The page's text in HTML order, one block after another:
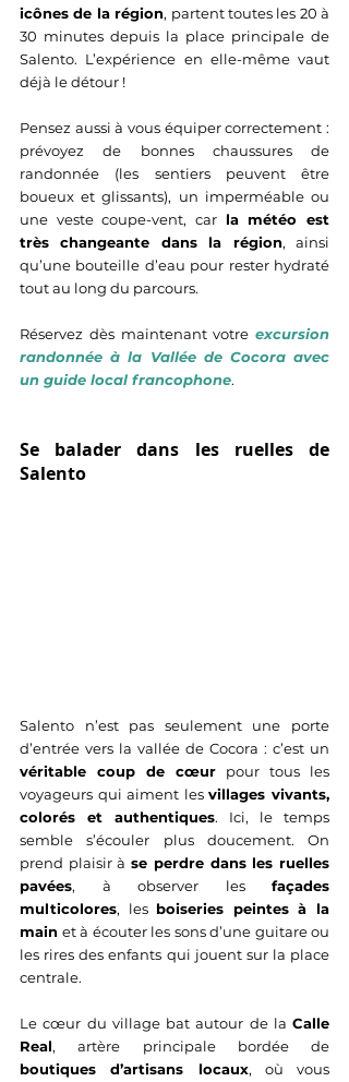
icônes de la région, partent toutes les 20 à
30 minutes depuis la place principale de
Salento. L’expérience en elle-même vaut
déjà le détour !
Pensez aussi à vous équiper correctement :
prévoyez de bonnes chaussures de
randonnée (les sentiers peuvent être
boueux et glissants), un imperméable ou
une veste coupe-vent, car la météo est
très changeante dans la région, ainsi
qu’une bouteille d’eau pour rester hydraté
tout au long du parcours.
Réservez dès maintenant votre excursion
randonnée à la Vallée de Cocora avec
un guide local francophone.
Se balader dans les ruelles de
Salento
Salento n’est pas seulement une porte
véritable coup de cœur pour tous les
voyageurs qui aiment les villages vivants,
colorés et authentiques. Ici, le temps
semble s’écouler plus doucement. On
prend plaisir à se perdre dans les ruelles
pavées, à observer les façades
multicolores, les boiseries peintes à la
main et à écouter les sons d’une guitare ou
les rires des enfants qui jouent sur la place
centrale.
Le cœur du village bat autour de la Calle
Real
boutiques d’artisans locaux, où vous